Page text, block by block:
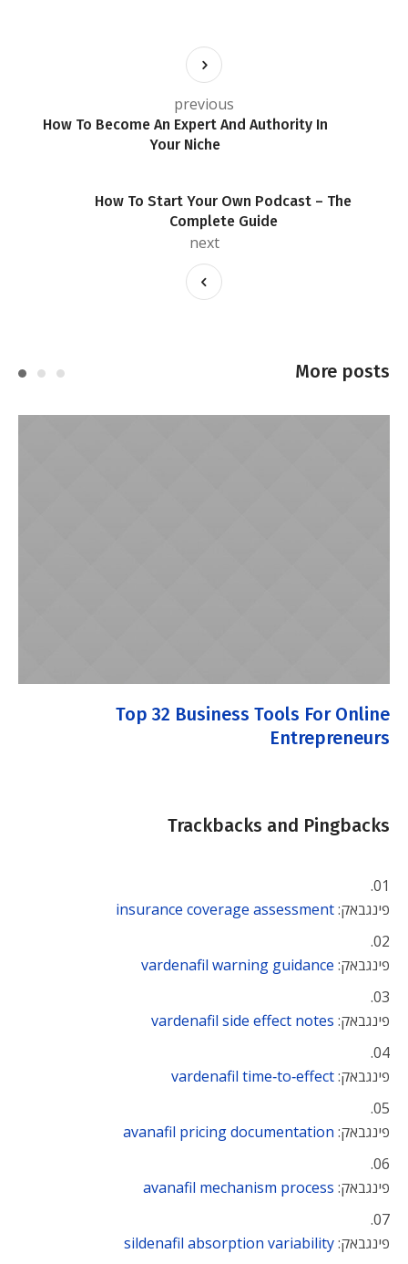
How To Become An Expert And Authority In
Your Niche
previous
How To Start Your Own Podcast – The
Complete Guide
next
More posts
Top 32 Business Tools For Online
Entrepreneurs
Trackbacks and Pingbacks
פינגבאק:insurance coverage assessment
פינגבאק: vardenafil warning guidance
פינגבאק: vardenafil side effect notes
פינגבאק:vardenafil time‑to‑effect
פינגבאק: avanafil pricing documentation
פינגבאק: avanafil mechanism process
פינגבאק:sildenafil absorption variability